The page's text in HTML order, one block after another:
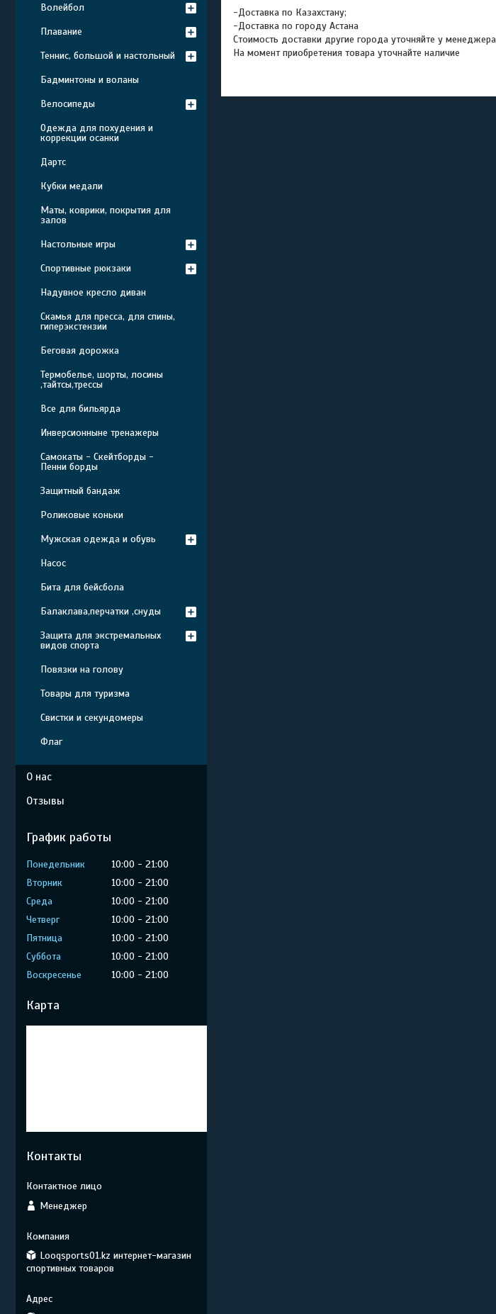
-Доставка по Казахстану;
-Доставка по городу Астана
Стоимость доставки другие города уточняйте у менеджера
На момент приобретения товара уточнайте наличие
Волейбол
Плавание
Теннис, большой и настольный
Бадминтоны и воланы
Велосипеды
Одежда для похудения и
коррекции осанки
Дартс
Кубки медали
Маты, коврики, покрытия для
залов
Настольные игры
Спортивные рюкзаки
Надувное кресло диван
Скамья для пресса, для спины,
гиперэкстензии
Беговая дорожка
Термобелье, шорты, лосины
,тайтсы,трессы
Все для бильярда
Инверсионныне тренажеры
Самокаты - Скейтборды -
Пенни борды
Защитный бандаж
Роликовые коньки
Мужская одежда и обувь
Насос
Бита для бейсбола
Балаклава,перчатки ,снуды
Защита для экстремальных
видов спорта
Повязки на голову
Товары для туризма
Свистки и секундомеры
Флаг
О нас
Отзывы
График работы
Понедельник 10:00
21:00
Вторник
10:00
21:00
Среда
10:00
21:00
Четверг
10:00
21:00
Пятница
10:00
21:00
Суббота
10:00
21:00
Воскресенье
10:00 21:00
Карта
Контакты
Менеджер
Looqsports01.kz интернет-магазин
спортивных товаров